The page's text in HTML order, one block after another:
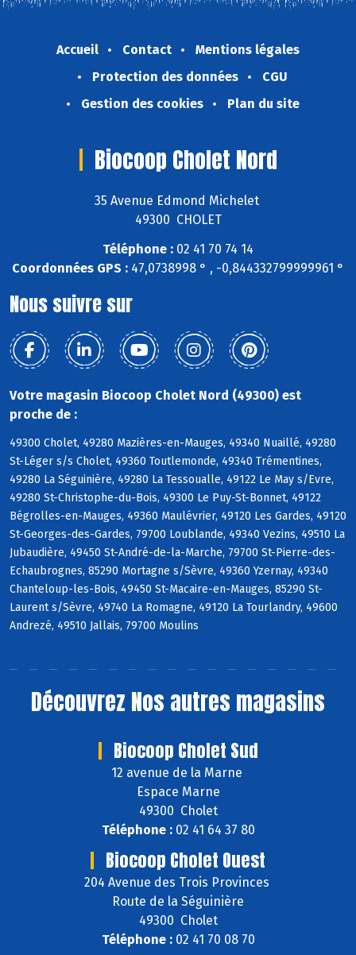
Accueil Contact
Mentions légales
Protection des données
CGU
Gestion des cookies
Plan du site
Biocoop Cholet Nord
35 Avenue Edmond Michelet
49300 CHOLET
Téléphone : 02 41 70 74 14
Coordonnées GPS : 47,0738998 ° , -0,844332799999961 °
Nous suivre sur
Votre magasin Biocoop Cholet Nord (49300) est
proche de :
49300 Cholet, 49280 Mazières-en-Mauges, 49340 Nuaillé, 49280
St-Léger s/s Cholet, 49360 Toutlemonde, 49340 Trémentines,
49280 La Séguinière, 49280 La Tessoualle, 49122 Le May s/Evre,
49280 St-Christophe-du-Bois, 49300 Le Puy-St-Bonnet, 49122
Bégrolles-en-Mauges, 49360 Maulévrier, 49120 Les Gardes, 49120
St-Georges-des-Gardes, 79700 Loublande, 49340 Vezins, 49510 La
Jubaudière, 49450 St-André-de-la-Marche, 79700 St-Pierre-des-
Echaubrognes, 85290 Mortagne s/Sèvre, 49360 Yzernay, 49340
Chanteloup-les-Bois, 49450 St-Macaire-en-Mauges, 85290 St-
Laurent s/Sèvre, 49740 La Romagne, 49120 La Tourlandry, 49600
Andrezé, 49510 Jallais, 79700 Moulins
Découvrez Nos autres magasins
Biocoop Cholet Sud
12 avenue de la Marne
Espace Marne
49300 Cholet
Téléphone :02 41 64 37 80
Biocoop Cholet Ouest
204 Avenue des Trois Provinces
Route de la Séguinière
49300 Cholet
Téléphone :02 41 70 08 70